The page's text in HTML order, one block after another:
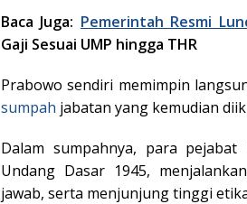
Baca Juga: Pemerintah Resmi
Gaji Sesuai UMP hingga THR
Prabowo sendiri memimpin
sumpah jabatan yang kemudian
Dalam sumpahnya, para
Undang Dasar 1945,
jawab, serta menjunjung tinggi